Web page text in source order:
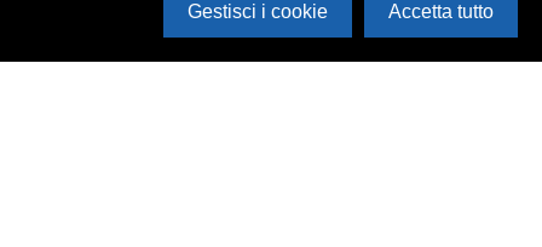
Gestisci i cookie Accetta tutto